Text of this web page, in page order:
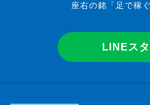
座右の銘「足で稼ぐ
LINEス